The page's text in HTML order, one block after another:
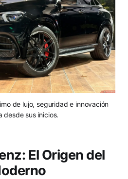
de lujo, seguridad e innovación
desde sus inicios.
El Origen del